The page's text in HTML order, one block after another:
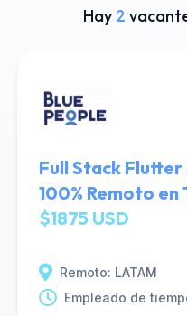
Hay 2
Full Stack
100% Remoto en
$1875 USD
Remoto: LATAM
Empleado de